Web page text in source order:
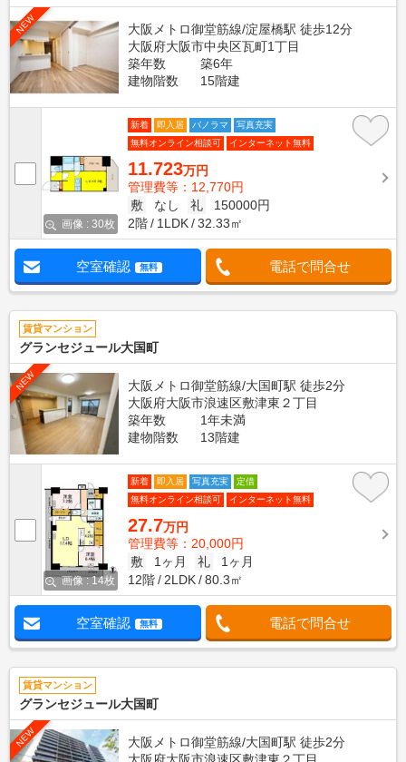
NEW
大阪メトロ御堂筋線/淀屋橋駅 徒歩12分
大阪府大阪市中央区瓦町1丁目
築年数
築6年
建物階数
15階建
画像 : 30枚
新着 即入居 パノラマ
写真充実
無料オンライン相談可
インターネット無料
11.723万円
管理費等：12,770円
敷
なし 礼
150000円
2階
1LDK 32.33㎡
空室確認 無料 電話で問合せ
賃貸マンション
グランセジュール大国町
NEW
大阪メトロ御堂筋線/大国町駅 徒歩2分
大阪府大阪市浪速区敷津東２丁目
築年数
1年未満
建物階数
13階建
画像 : 14枚
新着 即入居 写真充実
定借
無料オンライン相談可
インターネット無料
27.7万円
管理費等：20,000円
敷
1ヶ月 礼
1ヶ月
12階
2LDK 80.3㎡
空室確認 無料 電話で問合せ
賃貸マンション
グランセジュール大国町
NEW
大阪メトロ御堂筋線/大国町駅 徒歩2分